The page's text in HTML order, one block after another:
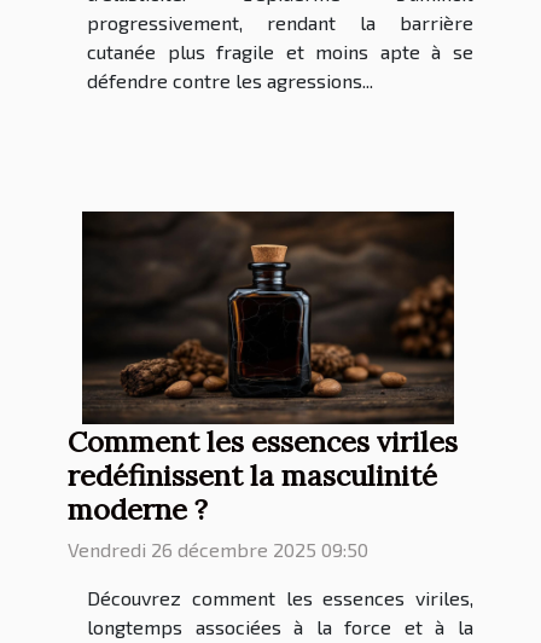
progressivement, rendant la barrière
cutanée plus fragile et moins apte à se
défendre contre les agressions...
Comment les essences viriles
redéfinissent la masculinité
moderne ?
Vendredi 26 décembre 2025 09:50
Découvrez comment les essences viriles,
longtemps associées à la force et à la